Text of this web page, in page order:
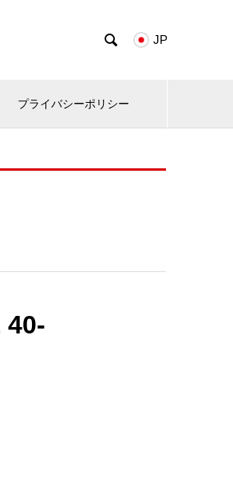
 JP
プライバシーポリシー
40-